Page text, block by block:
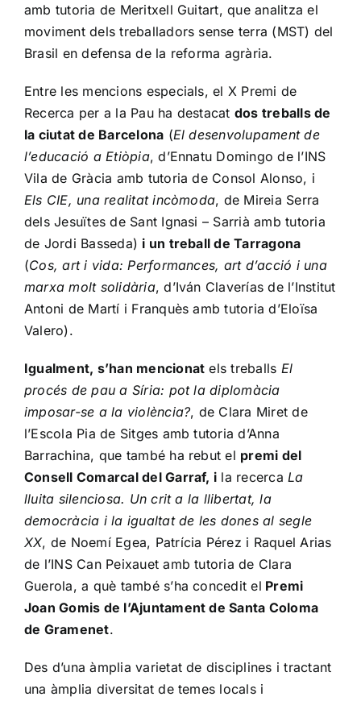
amb tutoria de Meritxell Guitart, que analitza el
moviment dels treballadors sense terra (MST) del
Brasil en defensa de la reforma agrària.
Entre les mencions especials, el X Premi de
Recerca per a la Pau ha destacat dos treballs de
la ciutat de Barcelona (El desenvolupament de
l’educació a Etiòpia, d’Ennatu Domingo de l’INS
Vila de Gràcia amb tutoria de Consol Alonso, i
Els CIE, una realitat incòmoda, de Mireia Serra
dels Jesuïtes de Sant Ignasi – Sarrià amb tutoria
de Jordi Basseda) i un treball de Tarragona
(Cos, art i vida: Performances, art d’acció i una
marxa molt solidària, d’Iván Claverías de l’Institut
Antoni de Martí i Franquès amb tutoria d’Eloïsa
Valero).
Igualment, s’han mencionat els treballs El
procés de pau a Síria: pot la diplomàcia
imposar-se a la violència?, de Clara Miret de
l’Escola Pia de Sitges amb tutoria d’Anna
Barrachina, que també ha rebut el premi del
Consell Comarcal del Garraf, i la recerca La
lluita silenciosa. Un crit a la llibertat, la
democràcia i la igualtat de les dones al segle
XX, de Noemí Egea, Patrícia Pérez i Raquel Arias
de l’INS Can Peixauet amb tutoria de Clara
Guerola, a què també s’ha concedit el Premi
Joan Gomis de l’Ajuntament de Santa Coloma
de Gramenet.
Des d’una àmplia varietat de disciplines i tractant
una àmplia diversitat de temes locals i